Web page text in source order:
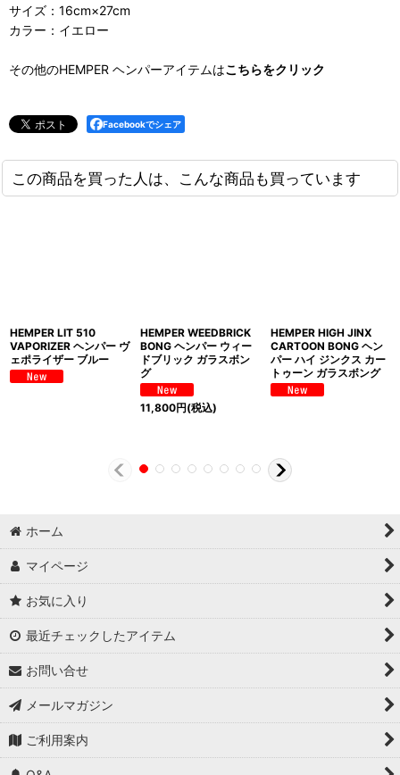
サイズ：16cm×27cm
カラー：イエロー
その他のHEMPER ヘンパーアイテムはこちらをクリック
Facebookでシェア
この商品を買った人は、こんな商品も買っています
HEMPER LIT 510
VAPORIZER ヘンパー ヴ
ェポライザー ブルー
HEMPER WEEDBRICK
BONG ヘンパー ウィー
ドブリック ガラスボン
グ
11,800円(税込)
HEMPER HIGH JINX
CARTOON BONG ヘン
パー ハイ ジンクス カー
トゥーン ガラスボング
ホーム
マイページ
お気に入り
最近チェックしたアイテム
お問い合せ
メールマガジン
ご利用案内